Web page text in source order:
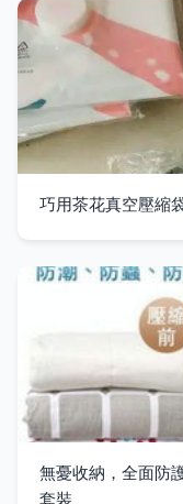
巧用茶花真空壓縮
無憂收納，全面防
套裝